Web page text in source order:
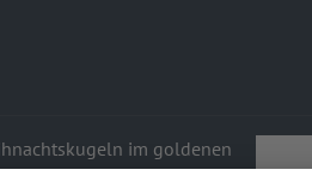
im goldenen
wartet